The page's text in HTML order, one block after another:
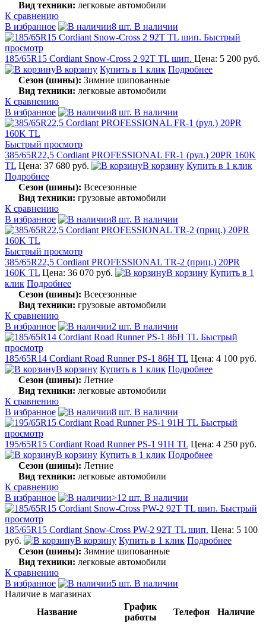
Вид техники: легковые автомобили
К сравнению
В избранное
8 шт. В наличии
Быстрый
просмотр
185/65R15 Cordiant Snow-Cross 2 92T TL шип. Цена: 5 200 руб.
В корзину Купить в 1 клик Подробнее
Сезон (шины): Зимние шипованные
Вид техники: легковые автомобили
К сравнению
В избранное
8 шт. В наличии
Быстрый просмотр
385/65R22,5 Cordiant PROFESSIONAL FR-1 (рул.) 20PR 160K
TL Цена: 37 680 руб. В корзину Купить в 1 клик
Подробнее
Сезон (шины): Всесезонные
Вид техники: грузовые автомобили
К сравнению
В избранное
8 шт. В наличии
Быстрый просмотр
385/65R22,5 Cordiant PROFESSIONAL TR-2 (приц.) 20PR
160K TL Цена: 36 070 руб. В корзину Купить в 1
клик Подробнее
Сезон (шины): Всесезонные
Вид техники: грузовые автомобили
К сравнению
В избранное
2 шт. В наличии
Быстрый
просмотр
185/65R14 Cordiant Road Runner PS-1 86H TL Цена: 4 100 руб.
В корзину Купить в 1 клик Подробнее
Сезон (шины): Летние
Вид техники: легковые автомобили
К сравнению
В избранное
8 шт. В наличии
Быстрый
просмотр
195/65R15 Cordiant Road Runner PS-1 91H TL Цена: 4 250 руб.
В корзину Купить в 1 клик Подробнее
Сезон (шины): Летние
Вид техники: легковые автомобили
К сравнению
В избранное
>12 шт. В наличии
Быстрый
просмотр
185/65R15 Cordiant Snow-Cross PW-2 92T TL шип. Цена: 5 100
руб.
В корзину Купить в 1 клик Подробнее
Сезон (шины): Зимние шипованные
Вид техники: легковые автомобили
К сравнению
В избранное
5 шт. В наличии
Наличие в магазинах
Название
График
работы
Телефон
Наличие